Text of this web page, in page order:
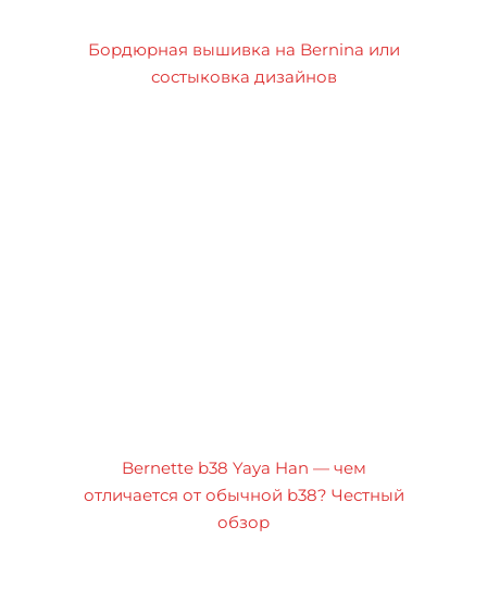
Бордюрная вышивка на Bernina или
состыковка дизайнов
Bernette b38 Yaya Han — чем
отличается от обычной b38? Честный
обзор